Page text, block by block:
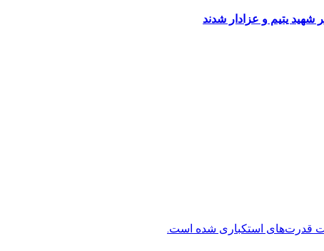
یتیم و عزادار شدند
قدرت‌های استکباری شده است.